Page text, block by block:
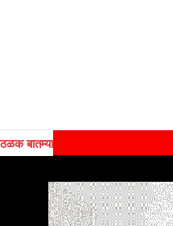
ठळक बातम्या